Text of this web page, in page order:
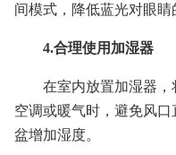
间模式，降低蓝光对眼睛
4.合理使用加湿器
在室内放置加湿器，
空调或暖气时，避免风
盆增加湿度。